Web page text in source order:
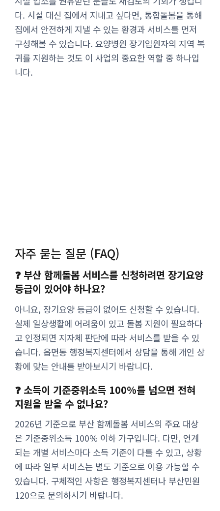
다. 시설 대신 집에서 지내고 싶다면, 통합돌봄을 통해
집에서 안전하게 지낼 수 있는 환경과 서비스를 먼저
구성해볼 수 있습니다. 요양병원 장기입원자의 지역 복
귀를 지원하는 것도 이 사업의 중요한 역할 중 하나입
니다.
자주 묻는 질문 (FAQ)
❓ 부산 함께돌봄 서비스를 신청하려면 장기요양
등급이 있어야 하나요?
아니요, 장기요양 등급이 없어도 신청할 수 있습니다.
실제 일상생활에 어려움이 있고 돌봄 지원이 필요하다
고 인정되면 지자체 판단에 따라 서비스를 받을 수 있
습니다. 읍면동 행정복지센터에서 상담을 통해 개인 상
황에 맞는 안내를 받아보시기 바랍니다.
❓ 소득이 기준중위소득 100%를 넘으면 전혀
지원을 받을 수 없나요?
2026년 기준으로 부산 함께돌봄 서비스의 주요 대상
은 기준중위소득 100% 이하 가구입니다. 다만, 연계
되는 개별 서비스마다 소득 기준이 다를 수 있고, 상황
에 따라 일부 서비스는 별도 기준으로 이용 가능할 수
있습니다. 구체적인 사항은 행정복지센터나 부산민원
120으로 문의하시기 바랍니다.